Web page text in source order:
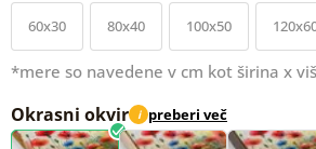
60x30 80x40 100x50
*mere so navedene v cm kot širina x
Okrasni okvir i preberi več